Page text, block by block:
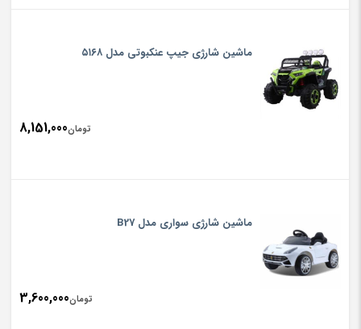
ماشین شارژی جیپ عنکبوتی مدل ۵۱۶۸
تومان8,151,000
ماشین شارژی سواری مدل B27
تومان3,600,000